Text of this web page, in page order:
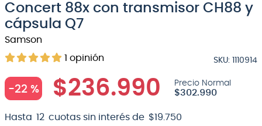
Concert 88x con transmisor CH88 y
cápsula Q7
Samson
1 opinión SKU: 1110914
-22 % $236.990 $302.990
Hasta 12 cuotas sin interés de $19 750
6.
guitarra
7
teclado
10. violin